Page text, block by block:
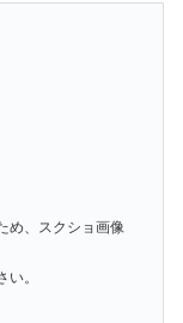
め、スクショ画像
。